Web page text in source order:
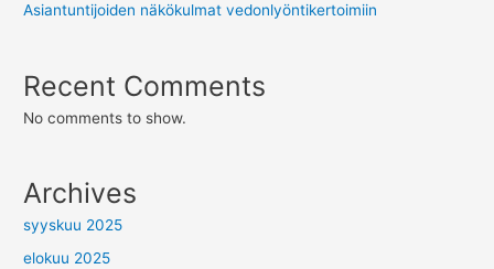
Asiantuntijoiden näkökulmat vedonlyöntikertoimiin
Recent Comments
No comments to show.
Archives
syyskuu 2025
elokuu 2025